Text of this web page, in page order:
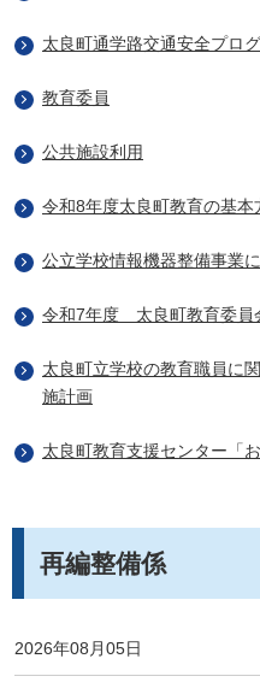
太良町通学路交通安全プロ
教育委員
公共施設利用
令和8年度太良町教育の基本
公立学校情報機器整備事業
令和7年度 太良町教育委員
太良町立学校の教育職員に
施計画
太良町教育支援センター「
再編整備係
2026年08月05日